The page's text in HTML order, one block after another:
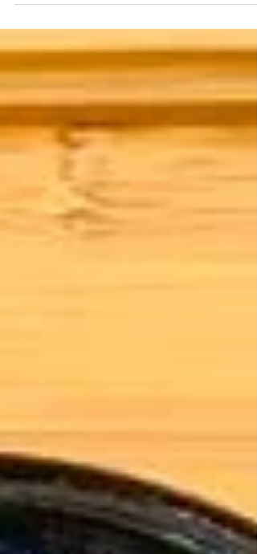
Getränken, Eis, Bier, Tiefkühlkost, etc. kann
unter anderem die Ansammlung von Nässe
im...